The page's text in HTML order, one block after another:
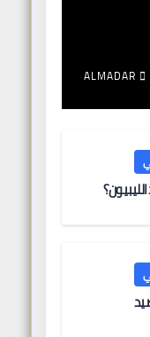
ALMADAR